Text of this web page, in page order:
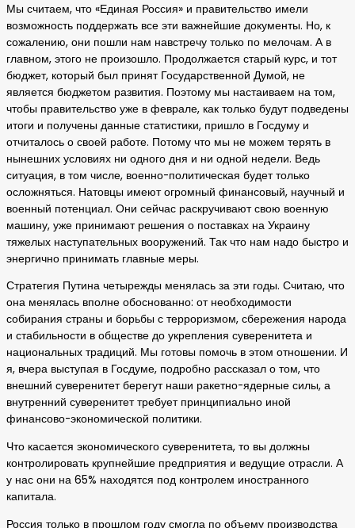
Мы считаем, что «Единая Россия» и правительство имели
возможность поддержать все эти важнейшие документы. Но, к
сожалению, они пошли нам навстречу только по мелочам. А в
главном, этого не произошло. Продолжается старый курс, и тот
бюджет, который был принят Государственной Думой, не
является бюджетом развития. Поэтому мы настаиваем на том,
чтобы правительство уже в феврале, как только будут подведены
итоги и получены данные статистики, пришло в Госдуму и
отчиталось о своей работе. Потому что мы не можем терять в
нынешних условиях ни одного дня и ни одной недели. Ведь
ситуация, в том числе, военно-политическая будет только
осложняться. Натовцы имеют огромный финансовый, научный и
военный потенциал. Они сейчас раскручивают свою военную
машину, уже принимают решения о поставках на Украину
тяжелых наступательных вооружений. Так что нам надо быстро и
энергично принимать главные меры.
Стратегия Путина четырежды менялась за эти годы. Считаю, что
она менялась вполне обоснованно: от необходимости
собирания страны и борьбы с терроризмом, сбережения народа
и стабильности в обществе до укрепления суверенитета и
национальных традиций. Мы готовы помочь в этом отношении. И
я, вчера выступая в Госдуме, подробно рассказал о том, что
внешний суверенитет берегут наши ракетно-ядерные силы, а
внутренний суверенитет требует принципиально иной
финансово-экономической политики.
Что касается экономического суверенитета, то вы должны
контролировать крупнейшие предприятия и ведущие отрасли. А
у нас они на 65% находятся под контролем иностранного
капитала.
Россия только в прошлом году смогла по объему производства